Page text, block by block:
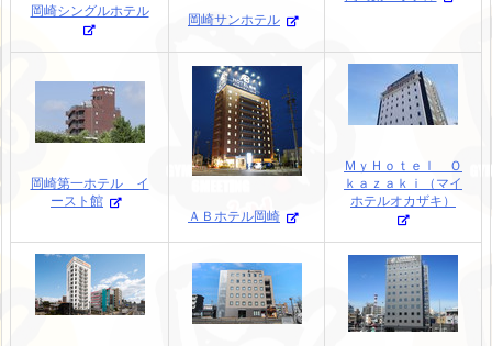
岡崎シングルホテル
岡崎サンホテル
岡崎第一ホテル イ
ースト館
ＡＢホテル岡崎
ＭｙＨｏｔｅｌ Ｏ
ｋａｚａｋｉ（マイ
ホテルオカザキ）